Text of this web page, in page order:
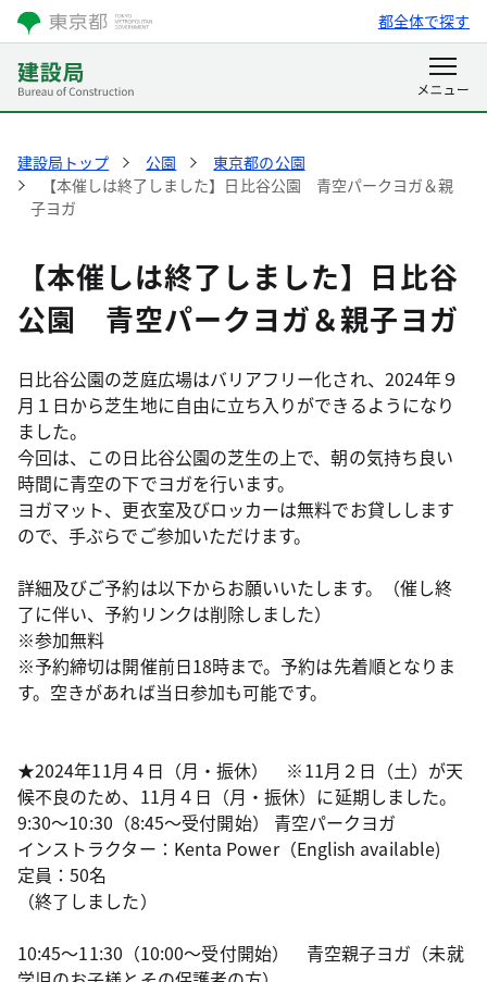
都全体で探す
建設局トップ 公園
東京都の公園
【本催しは終了しました】日比谷公園 青空パークヨガ＆親
子ヨガ
【本催しは終了しました】日比谷
公園 青空パークヨガ＆親子ヨガ
日比谷公園の芝庭広場はバリアフリー化され、2024年９
月１日から芝生地に自由に立ち入りができるようになり
ました。
今回は、この日比谷公園の芝生の上で、朝の気持ち良い
時間に青空の下でヨガを行います。
ヨガマット、更衣室及びロッカーは無料でお貸しします
ので、手ぶらでご参加いただけます。
詳細及びご予約は以下からお願いいたします。（催し終
了に伴い、予約リンクは削除しました）
※参加無料
※予約締切は開催前日18時まで。予約は先着順となりま
す。空きがあれば当日参加も可能です。
★2024年11月４日（月・振休） ※11月２日（土）が天
候不良のため、11月４日（月・振休）に延期しました。
9:30～10:30（8:45～受付開始） 青空パークヨガ
インストラクター： Kenta Power（English available)
定員：50名
（終了しました）
10:45～11:30（10:00～受付開始） 青空親子ヨガ（未就